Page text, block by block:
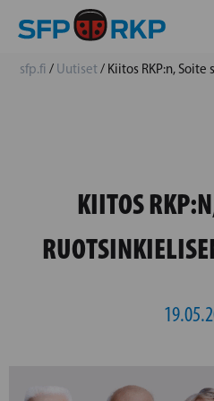
sfp.fi / Uutiset/ Kiitos RKP:n,
KIITOS